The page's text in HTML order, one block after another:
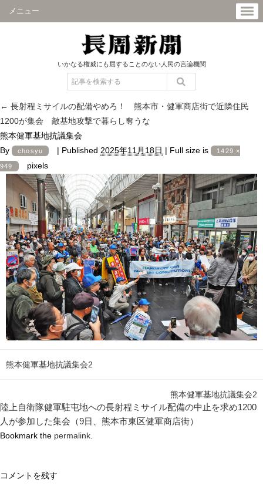
メニュー
いかなる権威にも屈することのない人民の言論機関
← 長射程ミサイルの配備やめろ！ 熊本市・健軍商店街で近隣住民
1200が集会 敵基地攻撃で暮らし奪うな
熊本健軍基地抗議集会
By
chosyu | Published 2025年11月18日 | Full size is 1429 ×
949 pixels
熊本健軍基地抗議集会2
熊本健軍基地抗議集会2
陸上自衛隊健軍駐屯地への長射程ミサイル配備の中止を求め1200
人が参加した集会（9日、熊本市東区健軍商店街）
Bookmark the permalink
コメントを残す